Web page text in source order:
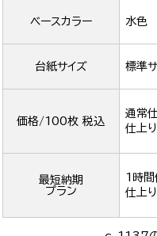
ベースカラー 水色
台紙サイズ 標準
価格/100枚 税込
通常
仕上り
最短納期
プラン
1時
仕上り